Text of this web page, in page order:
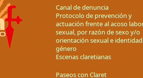
Canal de denuncia
Protocolo de prevención y
actuación frente al acoso
sexual, por razón de sexo y/o
orientación sexual e
género
Escenas claretianas
Paseos con Claret